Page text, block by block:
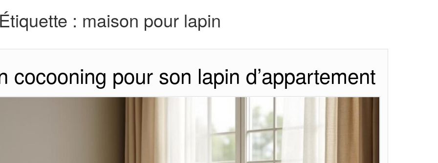
Étiquette : maison pour lapin
cocooning pour son lapin d’appartement